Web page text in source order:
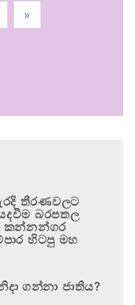
»
තීරණවලට
බරපතල
කන්නන්ගර
හිටපු මහ
ගන්නා ජාතිය?